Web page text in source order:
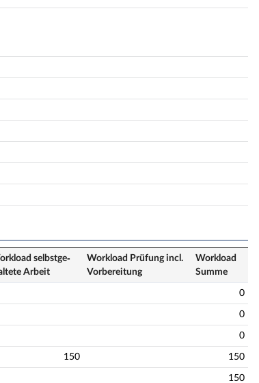
selbstge­
Arbeit
Workload Prüfung incl.
Vorbereitung
Workload
Summe
0
0
0
150 150
150